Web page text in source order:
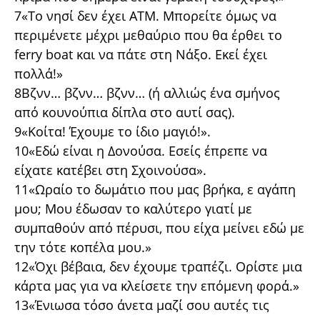
7«Το νησί δεν έχει ΑΤΜ. Μπορείτε όμως να
περιμένετε μέχρι μεθαύριο που θα έρθει το
ferry boat και να πάτε στη Νάξο. Εκεί έχει
πολλά!»
8Βζνν… βζνν… βζνν… (ή αλλιώς ένα σμήνος
από κουνούπια δίπλα στο αυτί σας).
9«Κοίτα! Έχουμε το ίδιο μαγιό!».
10«Εδώ είναι η Δονούσα. Εσείς έπρεπε να
είχατε κατέβει στη Σχοινούσα».
11«Ωραίο το δωμάτιο που μας βρήκα, ε αγάπη
μου; Μου έδωσαν το καλύτερο γιατί με
συμπαθούν από πέρυσι, που είχα μείνει εδώ με
την τότε κοπέλα μου.»
12«Όχι βέβαια, δεν έχουμε τραπέζι. Ορίστε μια
κάρτα μας για να κλείσετε την επόμενη φορά.»
13«Ένιωσα τόσο άνετα μαζί σου αυτές τις